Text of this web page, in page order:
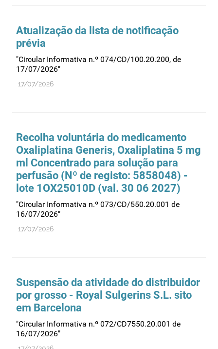
Tecnologias da saúde
Utilização
Vigilância de cosméticos
Atualização da lista de notificação
prévia
"Circular Informativa n.º 074/CD/100.20.200, de
17/07/2026"
17/07/2026
Recolha voluntária do medicamento
Oxaliplatina Generis, Oxaliplatina 5 mg
ml Concentrado para solução para
perfusão (Nº de registo: 5858048) -
lote 1OX25010D (val. 30 06 2027)
"Circular Informativa n.º 073/CD/550.20.001 de
16/07/2026"
17/07/2026
Suspensão da atividade do distribuidor
por grosso - Royal Sulgerins S.L. sito
em Barcelona
"Circular Informativa n.º 072/CD7550.20.001 de
16/07/2026"